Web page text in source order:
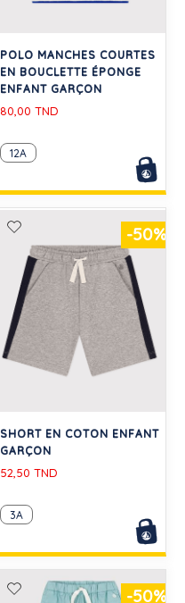
POLO MANCHES COURTES
EN BOUCLETTE ÉPONGE
ENFANT GARÇON
80,00 TND
12A
-50%
SHORT EN COTON ENFANT
GARÇON
52,50 TND
3A
-50%